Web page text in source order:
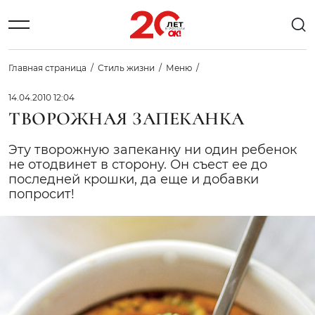
Главная страница Стиль жизни Меню
14.04.2010 12:04
ТВОРОЖНАЯ ЗАПЕКАНКА
Эту творожную запеканку ни один ребенок
не отодвинет в сторону. Он съест ее до
последней крошки, да еще и добавки
попросит!